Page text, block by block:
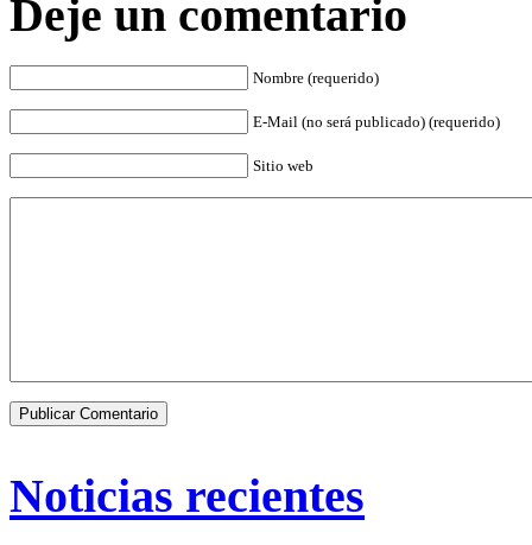
Deje un comentario
Nombre (requerido)
E-Mail (no será publicado) (requerido)
Sitio web
Noticias recientes